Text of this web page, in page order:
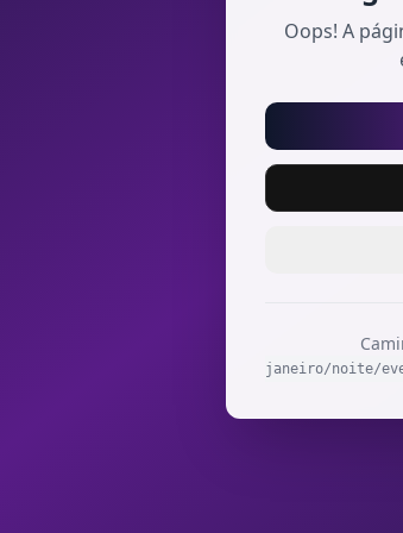
Oops! A
janeiro/noite/